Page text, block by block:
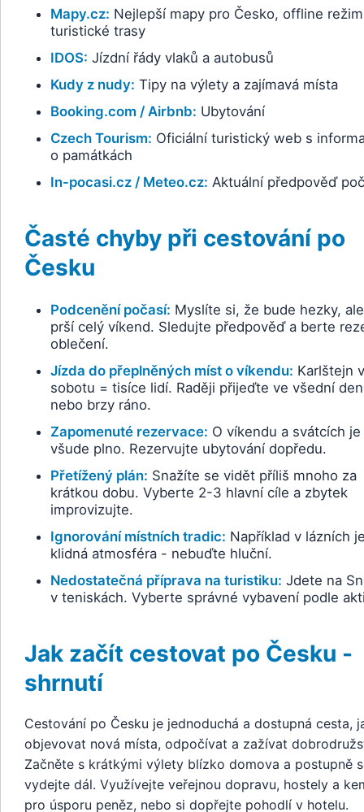
Mapy.cz: Nejlepší mapy pro Česko, offline
turistické trasy
IDOS: Jízdní řády vlaků a autobusů
Kudy z nudy: Tipy na výlety a zajímavá místa
Booking.com / Airbnb: Ubytování
Czech Tourism: Oficiální turistický web s
o památkách
In-pocasi.cz / Meteo.cz: Aktuální předpověď
Časté chyby při cestování po
Česku
Podcenění počasí: Myslíte si, že bude hezky,
prší celý víkend. Sledujte předpověď a berte
oblečení.
Jízda do přeplněných míst o víkendu: Karlštejn v
sobotu = tisíce lidí. Raději přijeďte ve všední den
nebo brzy ráno.
Zapomenuté rezervace: O víkendu a svátcích je
všude plno. Rezervujte ubytování dopředu.
Přetížený plán: Snažíte se vidět příliš mnoho za
krátkou dobu. Vyberte 2-3 hlavní cíle a zbytek
improvizujte.
Ignorování místních tradic: Například v lázních
klidná atmosféra - nebuďte hluční.
Nedostatečná příprava na turistiku: Jdete na
v teniskách. Vyberte správné vybavení podle
Jak začít cestovat po Česku -
shrnutí
Cestování po Česku je jednoduchá a dostupná cesta,
objevovat nová místa, odpočívat a zažívat
Začněte s krátkými výlety blízko domova a postupně
vydejte dál. Využívejte veřejnou dopravu, hostely a
pro úsporu peněz, nebo si dopřejte pohodlí v hotelu.